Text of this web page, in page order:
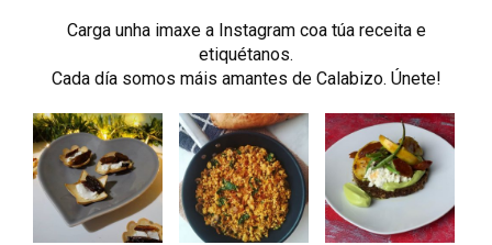
Carga unha imaxe a Instagram coa túa receita e
etiquétanos.
Cada día somos máis amantes de Calabizo. Únete!